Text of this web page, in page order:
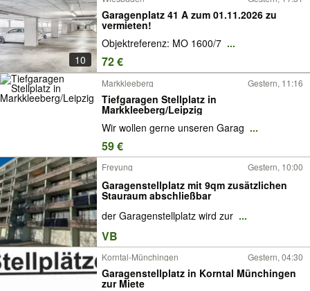
10
Garagenplatz 41 A zum 01.11.2026 zu
vermieten!
Objektreferenz: MO 1600/7 ...
72 €
Markkleeberg Gestern, 11:16
Tiefgaragen Stellplatz in
Markkleeberg/Leipzig
Wir wollen gerne unseren Garag ...
59 €
Freyung Gestern, 10:00
Garagenstellplatz mit 9qm zusätzlichen
Stauraum abschließbar
der Garagenstellplatz wird zur ...
VB
Korntal-Münchingen Gestern, 04:30
Garagenstellplatz in Korntal Münchingen
zur Miete